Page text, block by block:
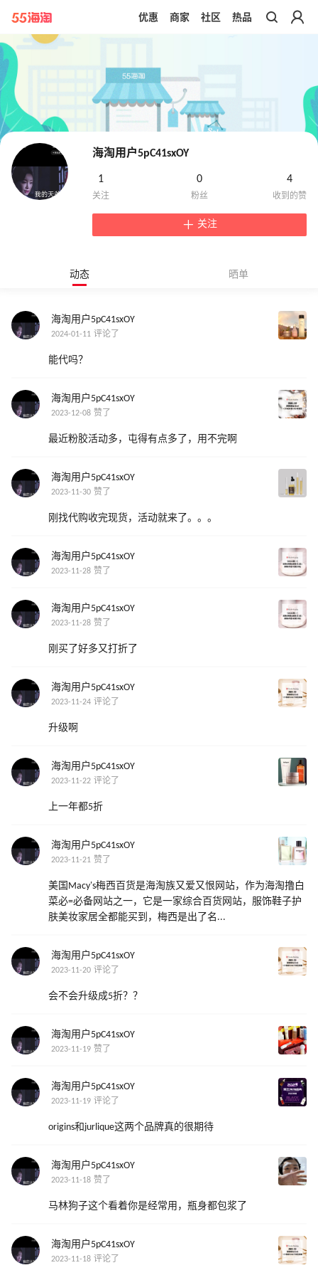
带你去官网买正品
优惠 商家 社区 热品
海淘用户5pC41sxOY
1 0 4
关注
动态 晒单
海淘用户5pC41sxOY
2024-01-11 评论了
能代吗？
海淘用户5pC41sxOY
2023-12-08 赞了
最近粉胶活动多，屯得有点多了，用不完啊
海淘用户5pC41sxOY
2023-11-30 赞了
刚找代购收完现货，活动就来了。。。
海淘用户5pC41sxOY
2023-11-28 赞了
海淘用户5pC41sxOY
2023-11-28 赞了
刚买了好多又打折了
海淘用户5pC41sxOY
2023-11-24 评论了
升级啊
海淘用户5pC41sxOY
2023-11-22 评论了
上一年都5折
海淘用户5pC41sxOY
2023-11-21 赞了
美国Macy's梅西百货是海淘族又爱又恨网站，作为海淘撸白
菜必=必备网站之一，它是一家综合百货网站，服饰鞋子护
肤美妆家居全都能买到，梅西是出了名...
海淘用户5pC41sxOY
2023-11-20 评论了
会不会升级成5折？？
海淘用户5pC41sxOY
2023-11-19 赞了
海淘用户5pC41sxOY
2023-11-19 评论了
origins和jurlique这两个品牌真的很期待
海淘用户5pC41sxOY
2023-11-18 赞了
马林狗子这个看着你是经常用，瓶身都包浆了
海淘用户5pC41sxOY
2023-11-18 评论了